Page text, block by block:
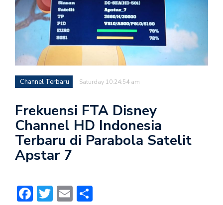
Channel Terbaru Saturday 10:24:54 am
Frekuensi FTA Disney
Channel HD Indonesia
Terbaru di Parabola Satelit
Apstar 7
Facebook
Twitter
Email